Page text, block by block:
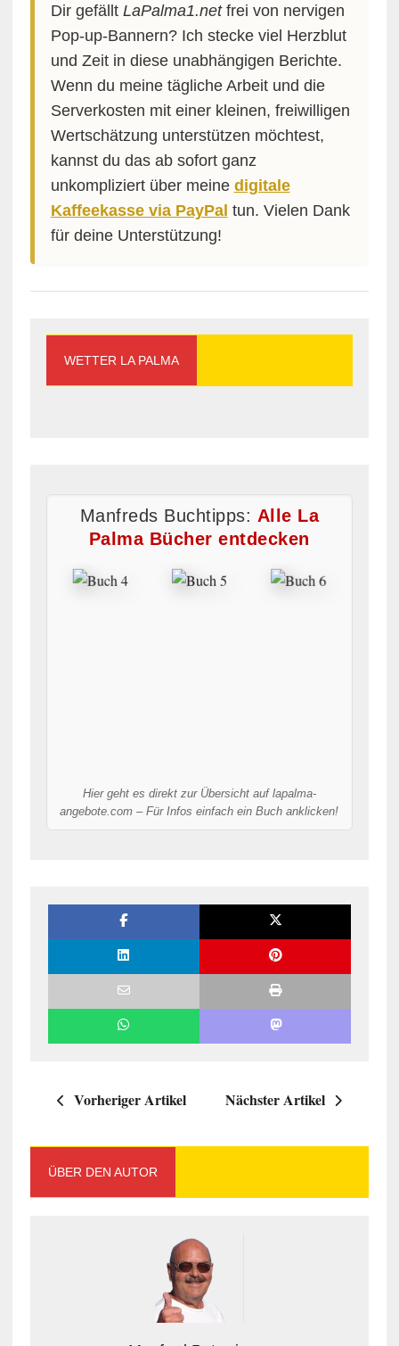
Dir gefällt LaPalma1.netfrei von nervigen
Pop-up-Bannern? Ich stecke viel Herzblut
und Zeit in diese unabhängigen Berichte.
Wenn du meine tägliche Arbeit und die
Serverkosten mit einer kleinen, freiwilligen
Wertschätzung unterstützen möchtest,
kannst du das ab sofort ganz
unkompliziert über meine digitale
Kaffeekasse via PayPal tun. Vielen Dank
für deine Unterstützung!
WETTER LA PALMA
Manfreds Buchtipps: Alle La
Palma Bücher entdecken
Hier geht es direkt zur Übersicht auf lapalma-
angebote.com – Für Infos einfach ein Buch anklicken!
Vorheriger Artikel Nächster Artikel
ÜBER DEN AUTOR